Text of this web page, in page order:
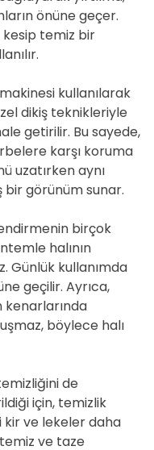
önüne geçer.
kesip temiz bir
kullanılarak
dikiş teknikleriyle
getirilir. Bu sayede,
karşı koruma
uzatırken aynı
bir görünüm sunar.
birçok
halının
Günlük kullanımda
geçilir. Ayrıca,
kenarlarında
böylece halı
de
için, temizlik
kir ve lekeler daha
temiz ve taze